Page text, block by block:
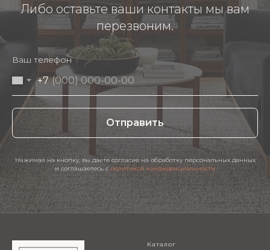
Либо оставьте ваши контакты мы вам
перезвоним.
Ваш телефон
+7
Отправить
Нажимая на кнопку, вы даете согласие на обработку персональных данных
и соглашаетесь c политикой конфиденциальности
Каталог